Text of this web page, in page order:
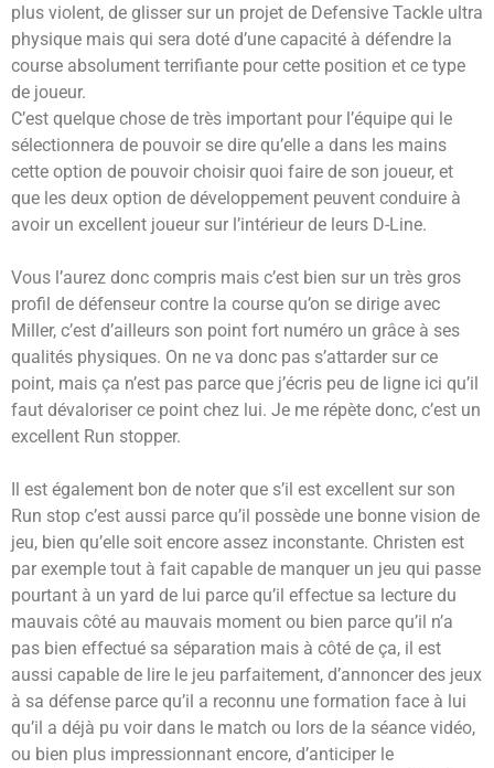
plus violent, de glisser sur un projet de Defensive Tackle ultra
physique mais qui sera doté d’une capacité à défendre la
course absolument terrifiante pour cette position et ce type
de joueur.
C’est quelque chose de très important pour l’équipe qui le
sélectionnera de pouvoir se dire qu’elle a dans les mains
cette option de pouvoir choisir quoi faire de son joueur, et
que les deux option de développement peuvent conduire à
avoir un excellent joueur sur l’intérieur de leurs D-Line.
Vous l’aurez donc compris mais c’est bien sur un très gros
profil de défenseur contre la course qu’on se dirige avec
Miller, c’est d’ailleurs son point fort numéro un grâce à ses
qualités physiques. On ne va donc pas s’attarder sur ce
point, mais ça n’est pas parce que j’écris peu de ligne ici qu’il
faut dévaloriser ce point chez lui. Je me répète donc, c’est un
excellent Run stopper.
Il est également bon de noter que s’il est excellent sur son
Run stop c’est aussi parce qu’il possède une bonne vision de
jeu, bien qu’elle soit encore assez inconstante. Christen est
par exemple tout à fait capable de manquer un jeu qui passe
pourtant à un yard de lui parce qu’il effectue sa lecture du
mauvais côté au mauvais moment ou bien parce qu’il n’a
pas bien effectué sa séparation mais à côté de ça, il est
aussi capable de lire le jeu parfaitement, d’annoncer des jeux
à sa défense parce qu’il a reconnu une formation face à lui
qu’il a déjà pu voir dans le match ou lors de la séance vidéo,
ou bien plus impressionnant encore, d’anticiper le